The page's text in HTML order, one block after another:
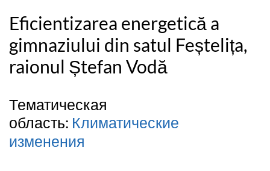
Eficientizarea energetică a
gimnaziului din satul Feștelița,
raionul Ștefan Vodă
Тематическая
область: Климатические
изменения